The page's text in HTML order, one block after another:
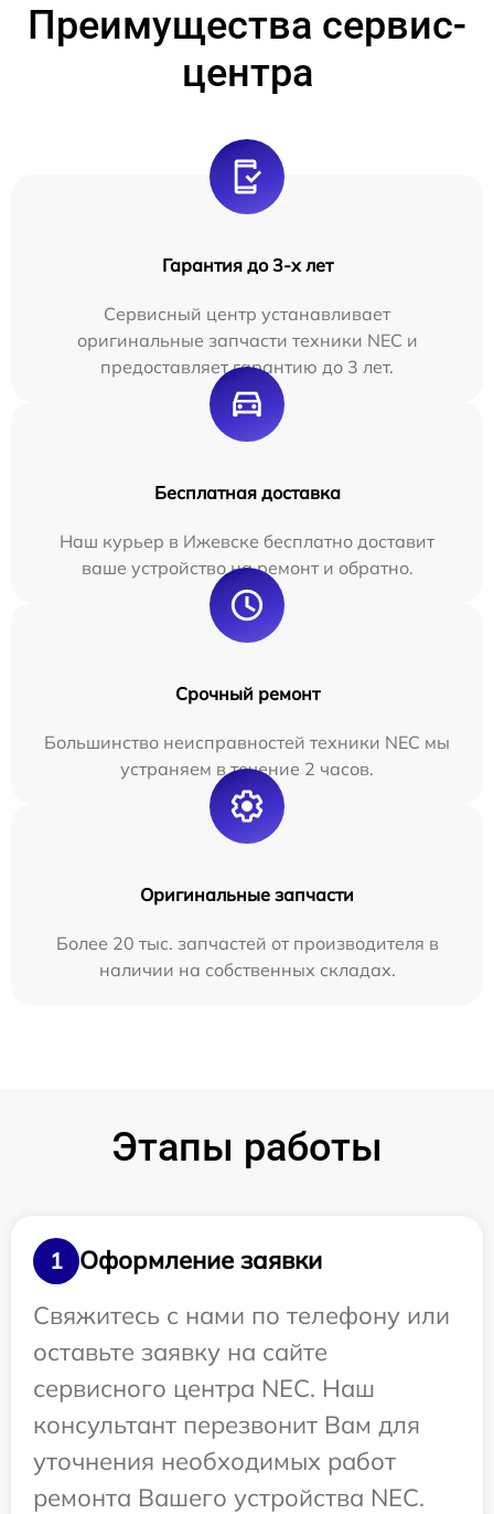
Преимущества сервис-
центра
Гарантия до 3-х лет
Сервисный центр устанавливает
оригинальные запчасти техники NEC и
предоставляет гарантию до 3 лет.
Бесплатная доставка
Наш курьер в Ижевске бесплатно доставит
ваше устройство на ремонт и обратно.
Срочный ремонт
Большинство неисправностей техники NEC мы
устраняем в течение 2 часов.
Оригинальные запчасти
Более 20 тыс. запчастей от производителя в
наличии на собственных складах.
Этапы работы
1
Оформление заявки
Свяжитесь с нами по телефону или
оставьте заявку на сайте
сервисного центра NEC. Наш
консультант перезвонит Вам для
уточнения необходимых работ
ремонта Вашего устройства NEC.